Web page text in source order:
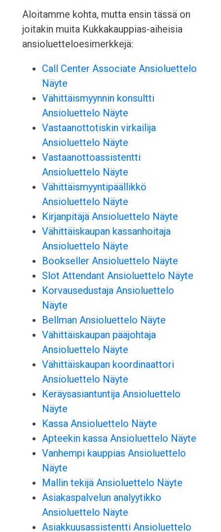
Aloitamme kohta, mutta ensin tässä on
joitakin muita Kukkakauppias-aiheisia
ansioluetteloesimerkkejä:
Call Center Associate Ansioluettelo
Näyte
Vähittäismyynnin konsultti
Ansioluettelo Näyte
Vastaanottotiskin virkailija
Ansioluettelo Näyte
Vastaanottoassistentti
Ansioluettelo Näyte
Vähittäismyyntipäällikkö
Ansioluettelo Näyte
Kirjanpitäjä Ansioluettelo Näyte
Vähittäiskaupan kassanhoitaja
Ansioluettelo Näyte
Bookseller Ansioluettelo Näyte
Slot Attendant Ansioluettelo Näyte
Korvausedustaja Ansioluettelo
Näyte
Bellman Ansioluettelo Näyte
Vähittäiskaupan pääjohtaja
Ansioluettelo Näyte
Vähittäiskaupan koordinaattori
Ansioluettelo Näyte
Keräysasiantuntija Ansioluettelo
Näyte
Kassa Ansioluettelo Näyte
Apteekin kassa Ansioluettelo Näyte
Vanhempi kauppias Ansioluettelo
Näyte
Mallin tekijä Ansioluettelo Näyte
Asiakaspalvelun analyytikko
Ansioluettelo Näyte
Asiakkuusassistentti Ansioluettelo